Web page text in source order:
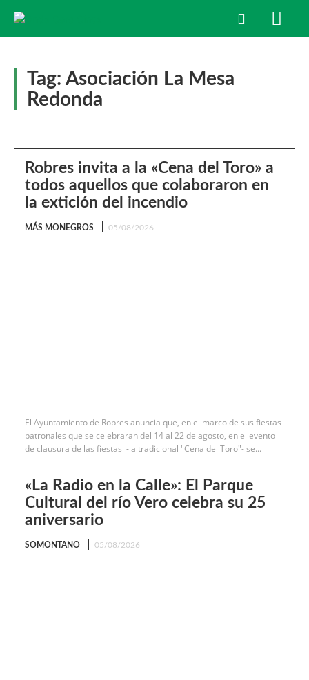
Tag: Asociación La Mesa
Redonda
Robres invita a la «Cena del Toro» a
todos aquellos que colaboraron en
la extición del incendio
MÁS MONEGROS 05/08/2026
El Ayuntamiento de Robres anuncia que, en el marco de sus fiestas
patronales que se celebraran del 14 al 22 de agosto, en el evento
de clausura de las fiestas -la tradicional "Cena del Toro"- se...
«La Radio en la Calle»: El Parque
Cultural del río Vero celebra su 25
aniversario
SOMONTANO 05/08/2026